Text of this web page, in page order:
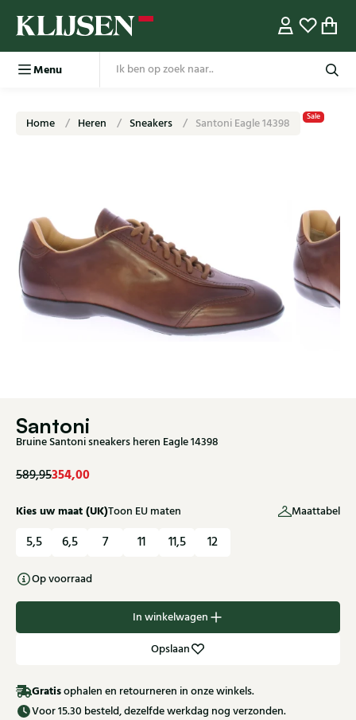
Menu
Home Heren Sneakers Santoni Eagle 14398 Sale
Santoni
Bruine Santoni sneakers heren Eagle 14398
589,95354,00
Kies uw maat (UK)Toon EU maten Maattabel
5,5 6,5 7 11 11,5 12
Op voorraad
In winkelwagen
Opslaan
Gratisophalen en retourneren in onze winkels.
Voor 15.30 besteld, dezelfde werkdag nog verzonden.